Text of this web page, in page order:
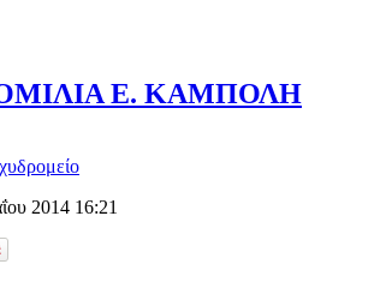
Ε. ΚΑΜΠΟΛΗ
2014 16:21